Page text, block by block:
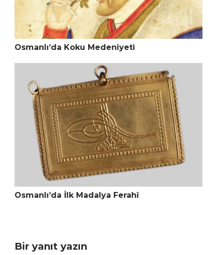
Osmanlı’da Koku Medeniyeti
Osmanlı’da İlk Madalya Ferahî
Bir yanıt yazın